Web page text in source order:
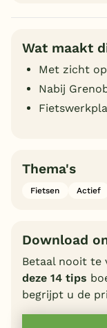
Wat maakt
Met zicht op
Nabij
Thema's
Fietsen Actief
Download
Betaal nooit te
deze 14 tips
begrijpt u de